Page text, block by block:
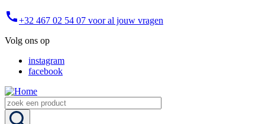
Overslaan
en
naar
de
inhoud
call+32 467 02 54 07 voor al jouw vragen
Volg ons op
instagram
facebook